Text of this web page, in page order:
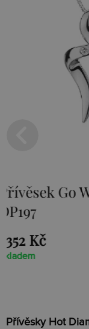
2659 Kč
Přívěsky Hot